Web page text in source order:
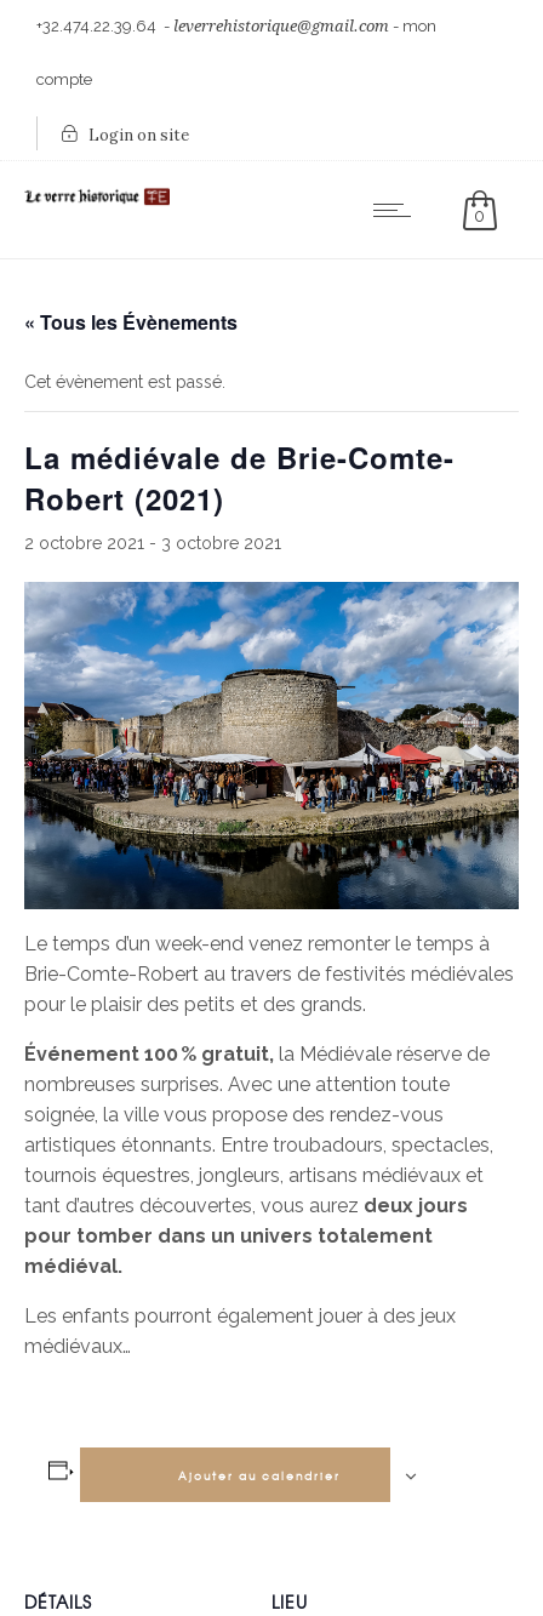
+32.474.22.39.64 - leverrehistorique@gmail.com - mon
compte
Login on site
0
« Tous les Évènements
Cet évènement est passé.
La médiévale de Brie-Comte-
Robert (2021)
2 octobre 2021 - 3 octobre 2021
Le temps d’un week-end venez remonter le temps à
Brie-Comte-Robert au travers de festivités médiévales
pour le plaisir des petits et des grands.
Événement 100 % gratuit, la Médiévale réserve de
nombreuses surprises. Avec une attention toute
soignée, la ville vous propose des rendez-vous
artistiques étonnants. Entre troubadours, spectacles,
tournois équestres, jongleurs, artisans médiévaux et
tant d’autres découvertes, vous aurez deux jours
pour tomber dans un univers totalement
médiéval.
Les enfants pourront également jouer à des jeux
médiévaux…
Ajouter au calendrier
DÉTAILS LIEU